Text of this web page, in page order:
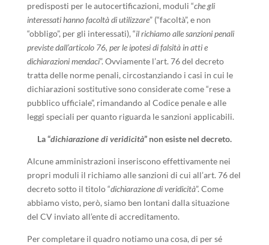
predisposti per le autocertificazioni, moduli “che gli
interessati hanno facoltà di utilizzare” (“facoltà”, e non
“obbligo”, per gli interessati), “il richiamo alle sanzioni penali
previste dall’articolo 76, per le ipotesi di falsità in atti e
dichiarazioni mendaci”. Ovviamente l’art. 76 del decreto
tratta delle norme penali, circostanziando i casi in cui le
dichiarazioni sostitutive sono considerate come “rese a
pubblico ufficiale”, rimandando al Codice penale e alle
leggi speciali per quanto riguarda le sanzioni applicabili.
La “dichiarazione di veridicità” non esiste nel decreto.
Alcune amministrazioni inseriscono effettivamente nei
propri moduli il richiamo alle sanzioni di cui all’art. 76 del
decreto sotto il titolo “dichiarazione di veridicità”. Come
abbiamo visto, però, siamo ben lontani dalla situazione
del CV inviato all’ente di accreditamento.
Per completare il quadro notiamo una cosa, di per sé